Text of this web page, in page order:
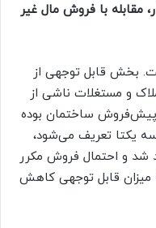
مقابله با فروش مال غیر
بخش قابل توجهی از
و مستغلات ناشی از
پیش‌فروش ساختمان بوده
یکتا تعریف می‌شود،
شد و احتمال فروش مکرر
میزان قابل توجهی کاهش